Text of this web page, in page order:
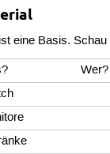
eine Basis. Schau
Wer?